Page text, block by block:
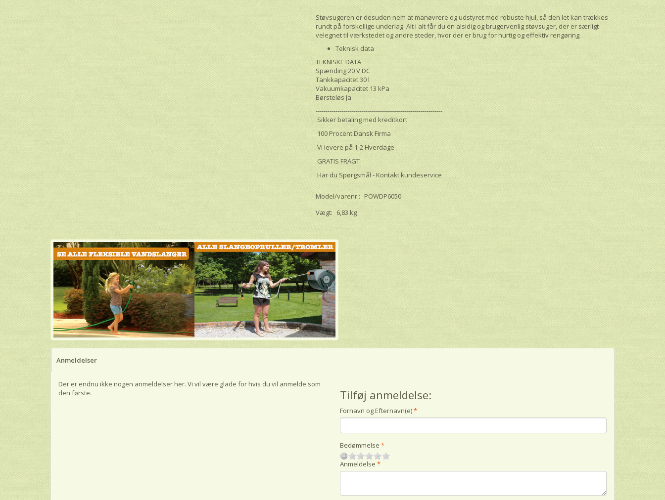
Støvsugeren er desuden nem at manøvrere og udstyret med robuste hjul, så den let kan trækkes
rundt på forskellige underlag. Alt i alt får du en alsidig og brugervenlig støvsuger, der er særligt
velegnet til værkstedet og andre steder, hvor der er brug for hurtig og effektiv rengøring.
Teknisk data
TEKNISKE DATA
Spænding 20 V DC
Tankkapacitet 30 l
Vakuumkapacitet 13 kPa
Børsteløs Ja
----------------------------------------------------------------
Sikker betaling med kreditkort
100 Procent Dansk Firma
Vi levere på 1-2 Hverdage
GRATIS FRAGT
Har du Spørgsmål - Kontakt kundeservice
Model/varenr.: POWDP6050
Vægt: 6,83 kg
Anmeldelser
Der er endnu ikke nogen anmeldelser her. Vi vil være glade for hvis du vil anmelde som
den første.
Tilføj anmeldelse:
Fornavn og Efternavn(e)
Bedømmelse
Anmeldelse